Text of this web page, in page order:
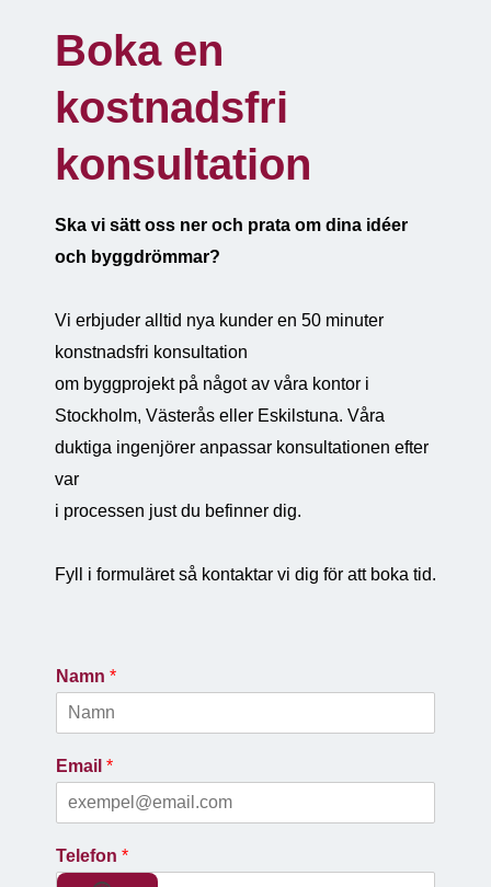
Boka en
kostnadsfri
konsultation
Ska vi sätt oss ner och prata om dina idéer
och byggdrömmar?
Vi erbjuder alltid nya kunder en 50 minuter
konstnadsfri konsultation
om byggprojekt på något av våra kontor i
Stockholm, Västerås eller Eskilstuna. Våra
duktiga ingenjörer anpassar konsultationen efter
var
i processen just du befinner dig.
Fyll i formuläret så kontaktar vi dig för att boka tid.
Namn *
Email *
Telefon *